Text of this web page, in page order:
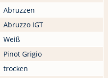
Abruzzen
Abruzzo IGT
Weiß
Pinot Grigio
trocken